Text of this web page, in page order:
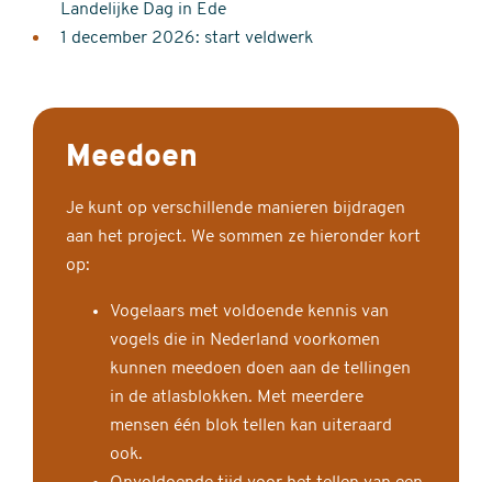
Landelijke Dag in Ede
1 december 2026: start veldwerk
Meedoen
Je kunt op verschillende manieren bijdragen
aan het project. We sommen ze hieronder kort
op:
Vogelaars met voldoende kennis van
vogels die in Nederland voorkomen
kunnen meedoen doen aan de tellingen
in de atlasblokken. Met meerdere
mensen één blok tellen kan uiteraard
ook.